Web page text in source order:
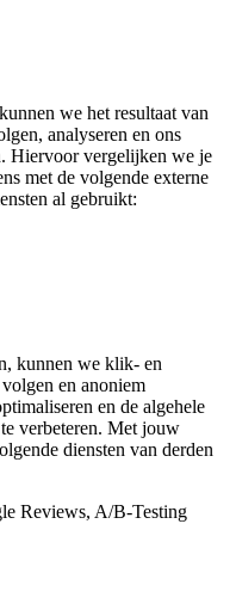
we het resultaat van
analyseren en ons
Hiervoor vergelijken we je
met de volgende externe
al gebruikt:
kunnen we klik- en
en anoniem
en de algehele
verbeteren. Met jouw
diensten van derden
Reviews, A/B-Testing